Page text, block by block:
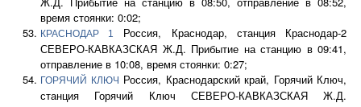
время стоянки: 0:02;
КРАСНОДАР 1
Россия, Краснодар, станция Краснодар-2
СЕВЕРО-КАВКАЗСКАЯ Ж.Д. Прибытие на станцию в 09:41,
отправление в 10:08, время стоянки: 0:27;
ГОРЯЧИЙ КЛЮЧ Россия, Краснодарский край, Горячий Ключ,
станция Горячий Ключ СЕВЕРО-КАВКАЗСКАЯ Ж.Д.